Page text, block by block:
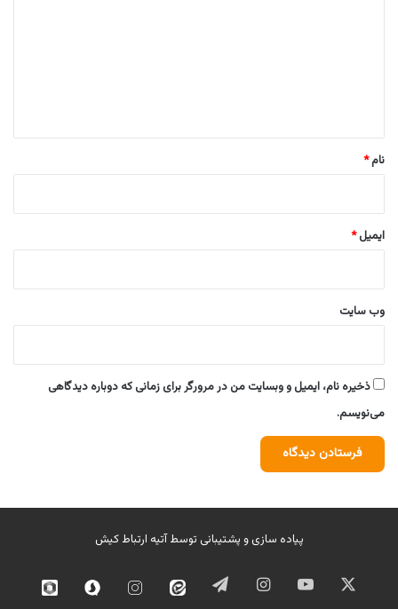
نام*
ایمیل*
وب‌ سایت
ذخیره نام، ایمیل و وبسایت من در مرورگر برای زمانی که دوباره دیدگاهی
می‌نویسم.
پیاده سازی و پشتیبانی توسطآتیه ارتباط کیش
ایکس یوتیوب اینستاگرامتلگرام ایتا اینستاگرامسروش